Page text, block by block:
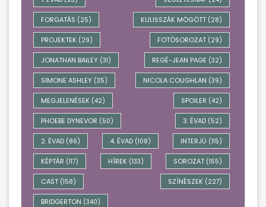
FORGATÁS (25) KULISSZÁK MÖGÖTT (28)
PROJEKTEK (29) FOTÓSOROZAT (29)
JONATHAN BAILEY (31) REGÉ-JEAN PAGE (32)
SIMONE ASHLEY (35) NICOLA COUGHLAN (39)
MEGJELENÉSEK (42) SPOILER (42)
PHOEBE DYNEVOR (50) 3. ÉVAD (52)
2. ÉVAD (86) 4. ÉVAD (108) INTERJÚ (115)
KÉPTÁR (117) HÍREK (133) SOROZAT (155)
CAST (158) SZÍNÉSZEK (227)
BRIDGERTON (340)